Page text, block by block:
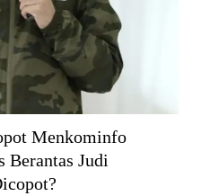
Menkominfo
Berantas Judi